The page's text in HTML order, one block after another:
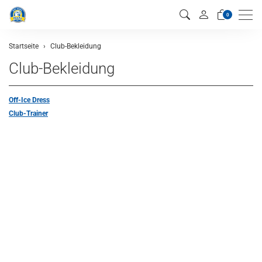
0 Menu
Startseite Club-Bekleidung
Club-Bekleidung
Off-Ice Dress
Club-Trainer